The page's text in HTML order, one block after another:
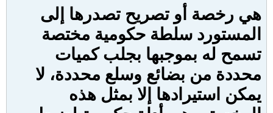
هي رخصة أو تصريح تصدرها إلى
المستورد سلطة حكومية مختصة
تسمح له بموجبها بجلب كميات
محددة من بضائع وسلع محددة، لا
يمكن استيرادها إلا بمثل هذه